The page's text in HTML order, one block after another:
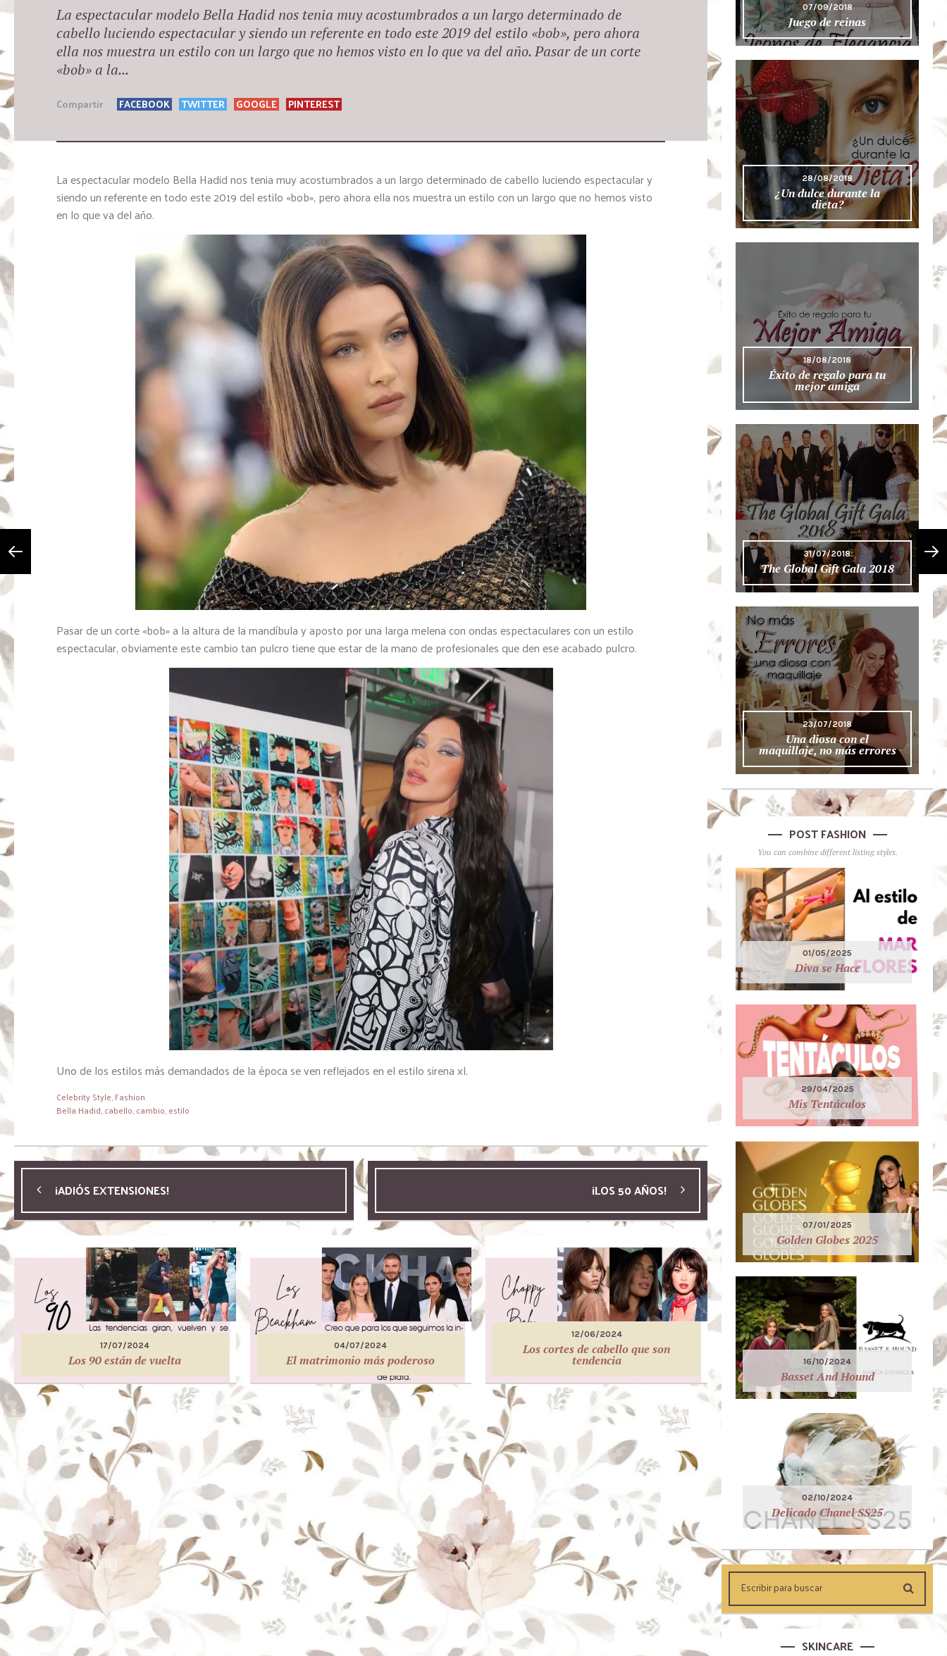
La espectacular modelo Bella Hadid nos tenia muy acostumbrados a un largo determinado de
cabello luciendo espectacular y siendo un referente en todo este 2019 del estilo «bob», pero ahora
ella nos muestra un estilo con un largo que no hemos visto en lo que va del año. Pasar de un corte
«bob» a la...
Compartir FACEBOOK TWITTER GOOGLE PINTEREST
La espectacular modelo Bella Hadid nos tenia muy acostumbrados a un largo determinado de cabello luciendo espectacular y
siendo un referente en todo este 2019 del estilo «bob», pero ahora ella nos muestra un estilo con un largo que no hemos visto
en lo que va del año.
Pasar de un corte «bob» a la altura de la mandíbula y aposto por una larga melena con ondas espectaculares con un estilo
espectacular, obviamente este cambio tan pulcro tiene que estar de la mano de profesionales que den ese acabado pulcro.
Uno de los estilos más demandados de la época se ven reflejados en el estilo sirena xl.
Celebrity Style,Fashion
Bella Hadid,cabello,cambio,estilo
¡ADIÓS EXTENSIONES! ¡LOS 50 AÑOS!
17/07/2024
Los 90 están de vuelta
04/07/2024
El matrimonio más poderoso
12/06/2024
Los cortes de cabello que son
tendencia
07/09/2018
Juego de reinas
28/08/2018
¿Un dulce durante la
dieta?
18/08/2018
Éxito de regalo para tu
mejor amiga
31/07/2018
The Global Gift Gala 2018
23/07/2018
Una diosa con el
maquillaje, no más errores
POST FASHION
You can combine different listing styles.
01/05/2025
Diva se Hace
29/04/2025
Mis Tentáculos
07/01/2025
Golden Globes 2025
16/10/2024
Basset And Hound
02/10/2024
Delicado Chanel SS25
SKINCARE